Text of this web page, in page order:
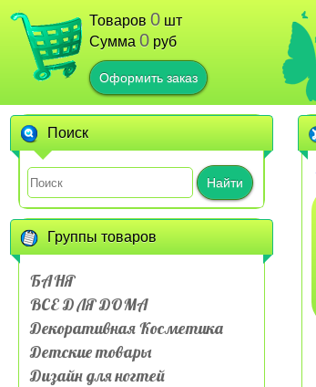
Товаров 0 шт
Сумма 0 руб
Оформить заказ
Поиск
Найти
Группы товаров
БАНЯ
ВСЕ ДЛЯ ДОМА
Декоративная Косметика
Детские товары
Дизайн для ногтей